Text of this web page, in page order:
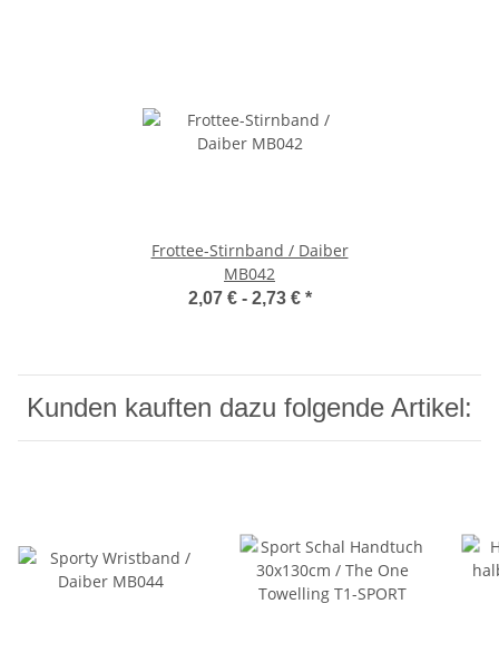
Frottee-Stirnband / Daiber
MB042
2,07 € - 2,73 € *
Kunden kauften dazu folgende Artikel: